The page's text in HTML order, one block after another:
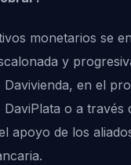
monetarios se
y
Davivienda, en el
o a través
apoyo de los